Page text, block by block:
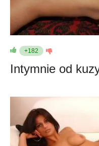
+182
Intymnie od